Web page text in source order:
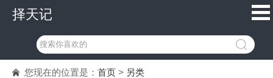
择天记
您现在的位置是： 首页 > 另类